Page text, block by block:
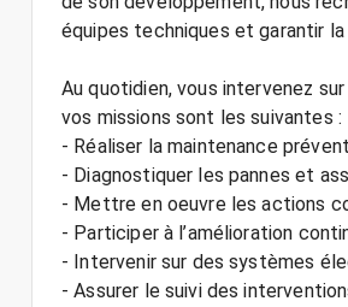
équipes techniques et garantir
Au quotidien, vous intervenez
vos missions sont les suivantes :
- Réaliser la maintenance
- Diagnostiquer les pannes et
- Mettre en oeuvre les actions
- Participer à l’amélioration
- Intervenir sur des systèmes
- Assurer le suivi des